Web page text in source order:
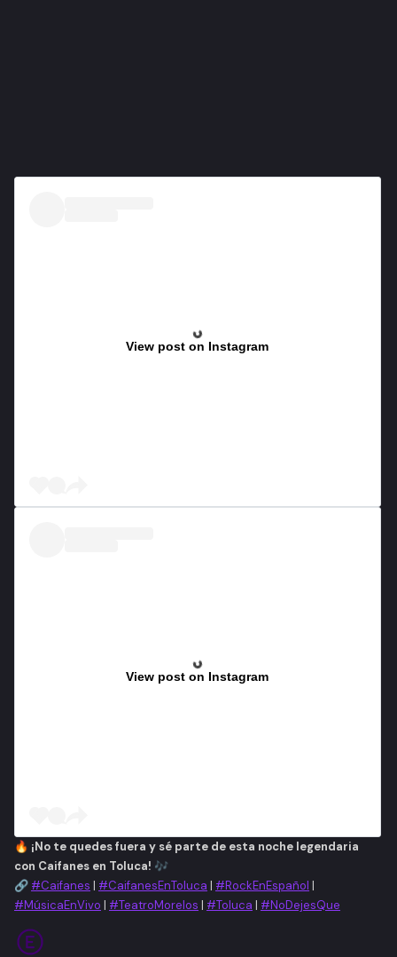
View post on Instagram
View post on Instagram
🔥 ¡No te quedes fuera y sé parte de esta noche legendaria
con Caifanes en Toluca! 🎶
🔗 #Caifanes | #CaifanesEnToluca | #RockEnEspañol |
#MúsicaEnVivo | #TeatroMorelos | #Toluca | #NoDejesQue